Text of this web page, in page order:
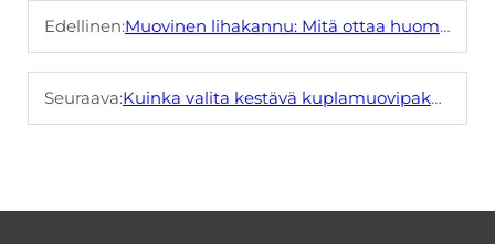
Edellinen:Muovinen lihakannu: Mitä ottaa huomioon valitessasi sopivan tyyppi
Seuraava:Kuinka valita kestävä kuplamuovipakkaukset pienille elektroniikkalaitteille?